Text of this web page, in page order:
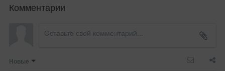
Комментарии
Новые